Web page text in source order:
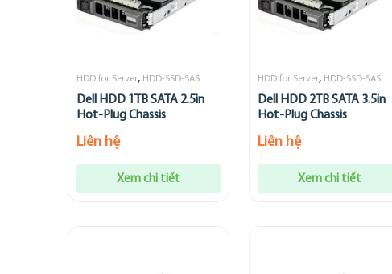
HDD for Server, HDD-SSD-SAS
Dell HDD 1TB SATA 2.5in
Hot-Plug Chassis
Liên hệ
Xem chi tiết
HDD for Server, HDD-SSD-SAS
Dell HDD 2TB SATA 3.5in
Hot-Plug Chassis
Liên hệ
Xem chi tiết